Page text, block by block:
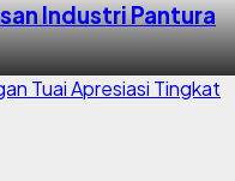
Industri Pantura